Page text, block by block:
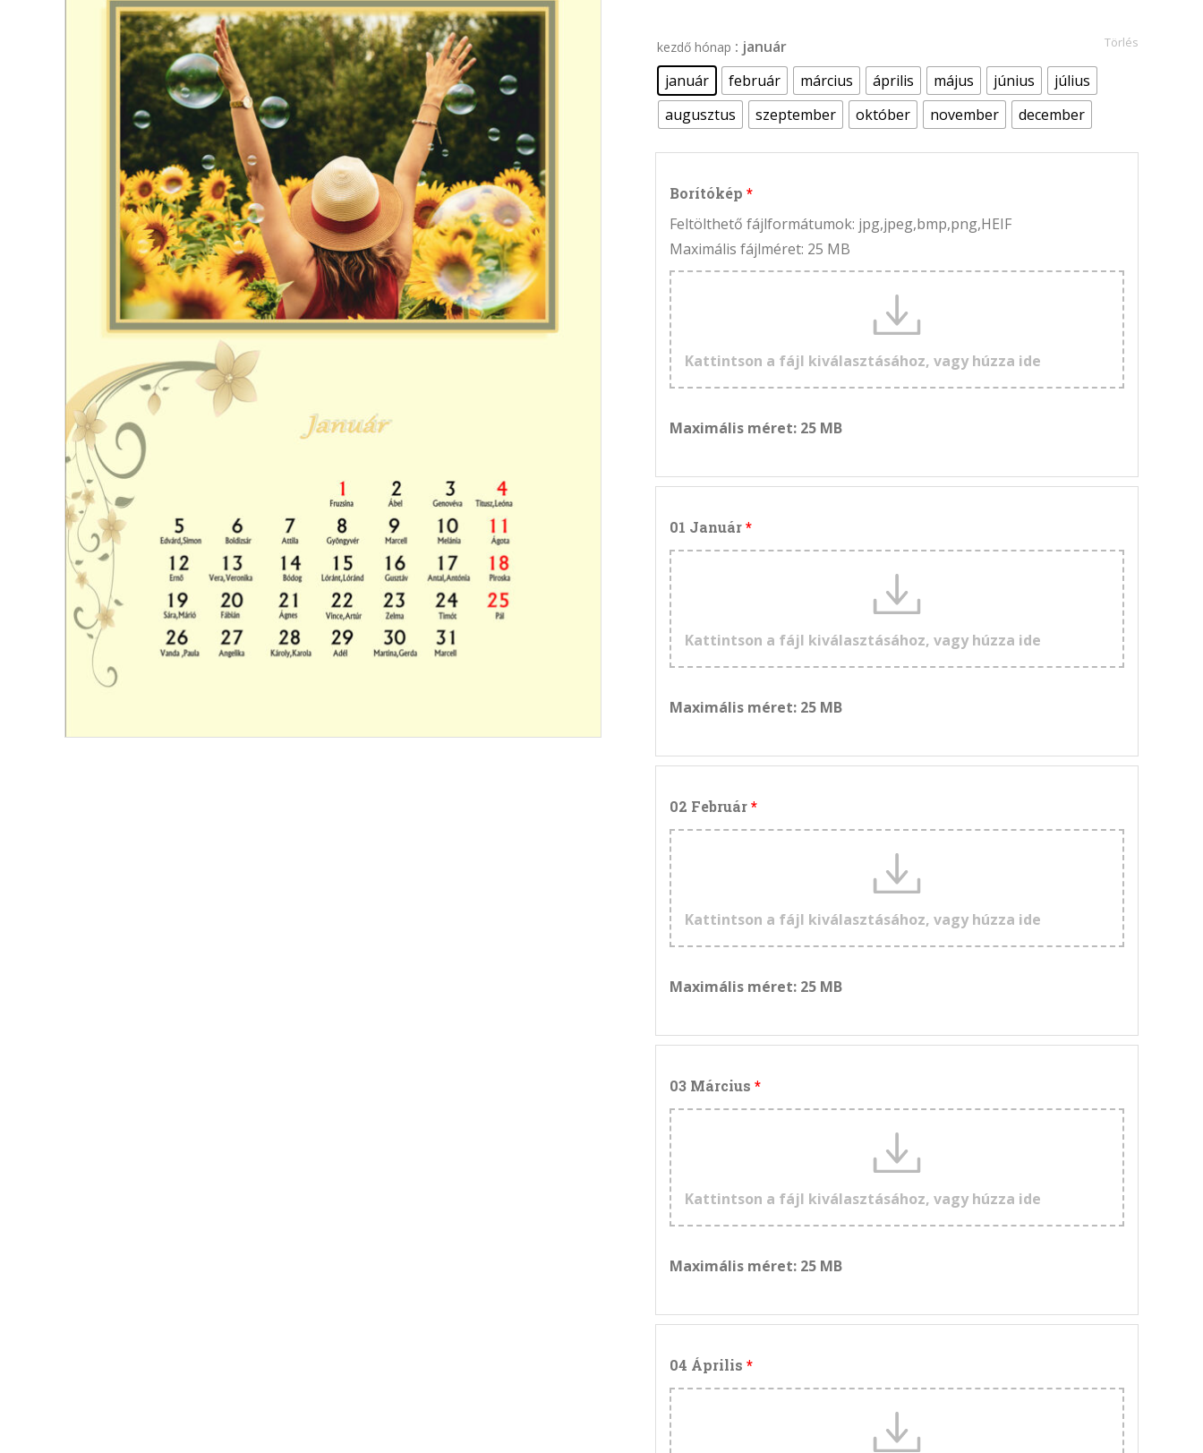
kezdő hónap : január
január
február március április május június
július
augusztus
szeptember október november december
Törlés
Borítókép
Feltölthető fájlformátumok: jpg,jpeg,bmp,png,HEIF
Maximális fájlméret: 25 MB
Kattintson a fájl kiválasztásához, vagy húzza ide
Maximális méret: 25 MB
01 Január
Kattintson a fájl kiválasztásához, vagy húzza ide
Maximális méret: 25 MB
02 Február
Kattintson a fájl kiválasztásához, vagy húzza ide
Maximális méret: 25 MB
03 Március
Kattintson a fájl kiválasztásához, vagy húzza ide
Maximális méret: 25 MB
04 Április